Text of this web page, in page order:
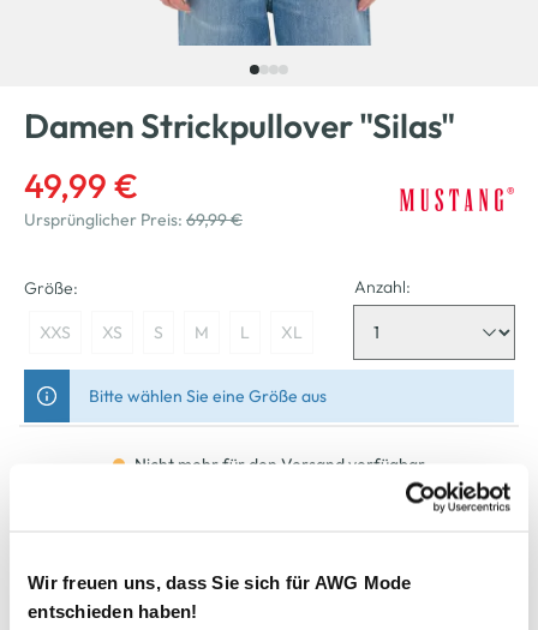
Wir freuen uns, dass Sie sich für AWG Mode
entschieden haben!
Damen Strickpullover "Silas"
49,99 €
Ursprünglicher Preis: 69,99 €
Größe:
XXS XS S M L XL
Anzahl:
Bitte wählen Sie eine Größe aus
Nicht mehr für den Versand verfügbar
Schneller DHL Versand: in 1–3 Werktagen